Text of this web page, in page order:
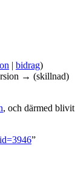
| bidrag)
→ (skillnad)
, och därmed blivit
”